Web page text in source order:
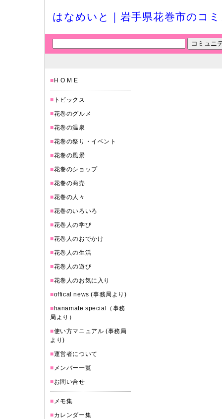
はなめいと｜岩手県花巻市のコ
■ H O M E
■ トピックス
■花巻のグルメ
■花巻の温泉
■花巻の祭り・イベント
■花巻の風景
■花巻のショップ
■花巻の商売
■花巻の人々
■花巻のいろいろ
■花巻人の学び
■花巻人のおでかけ
■花巻人の生活
■花巻人の遊び
■花巻人のお気に入り
■offical news (事務局より)
■hanamate special（事務
局より）
■使い方マニュアル (事務局
より)
■運営者について
■ メンバー一覧
■お問い合せ
■ メモ集
■カレンダー集